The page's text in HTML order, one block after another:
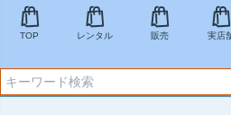
TOP レンタル 販売 実店